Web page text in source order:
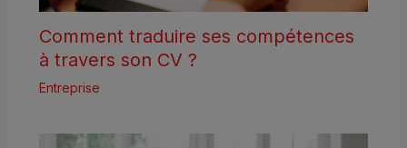
Comment traduire ses compétences
à travers son CV ?
Entreprise